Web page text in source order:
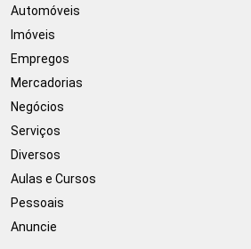
Automóveis
Imóveis
Empregos
Mercadorias
Negócios
Serviços
Diversos
Aulas e Cursos
Pessoais
Anuncie